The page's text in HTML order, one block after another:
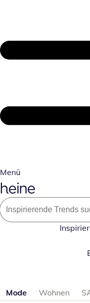
Menü
Produktkategorien
Mode Wohnen